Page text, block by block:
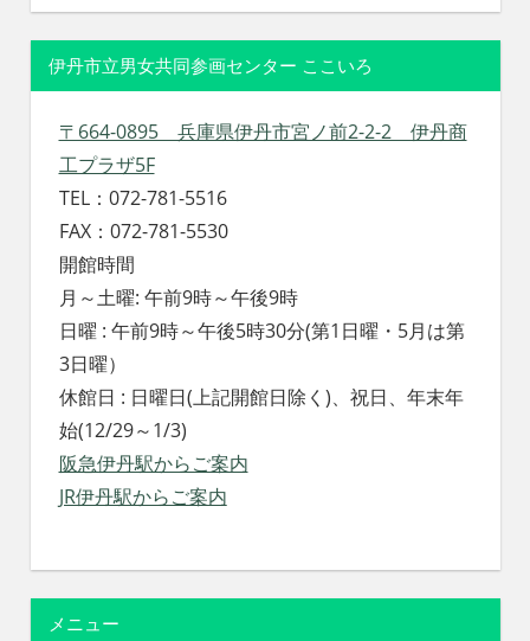
伊丹市立男女共同参画センター ここいろ
〒664-0895 兵庫県伊丹市宮ノ前2-2-2 伊丹商
工プラザ5F
TEL：072-781-5516
FAX：072-781-5530
開館時間
月～土曜: 午前9時～午後9時
日曜 : 午前9時～午後5時30分(第1日曜・5月は第
3日曜）
休館日 : 日曜日(上記開館日除く)、祝日、年末年
始(12/29～1/3)
阪急伊丹駅からご案内
JR伊丹駅からご案内
メニュー